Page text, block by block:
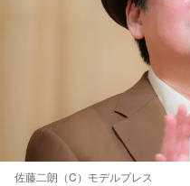
佐藤二朗（C）モデルプレス